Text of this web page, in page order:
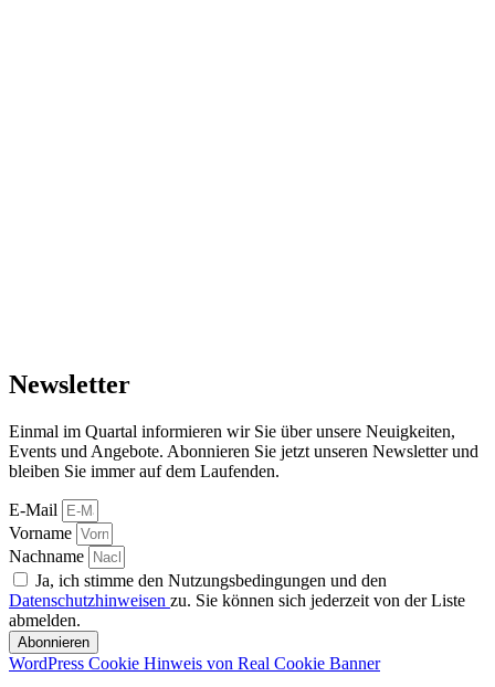
Newsletter
Einmal im Quartal informieren wir Sie über unsere Neuigkeiten,
Events und Angebote. Abonnieren Sie jetzt unseren Newsletter und
bleiben Sie immer auf dem Laufenden.
E-Mail
Vorname
Nachname
Ja, ich stimme den Nutzungsbedingungen und den
Datenschutzhinweisen zu. Sie können sich jederzeit von der Liste
abmelden.
Abonnieren
WordPress Cookie Hinweis von Real Cookie Banner